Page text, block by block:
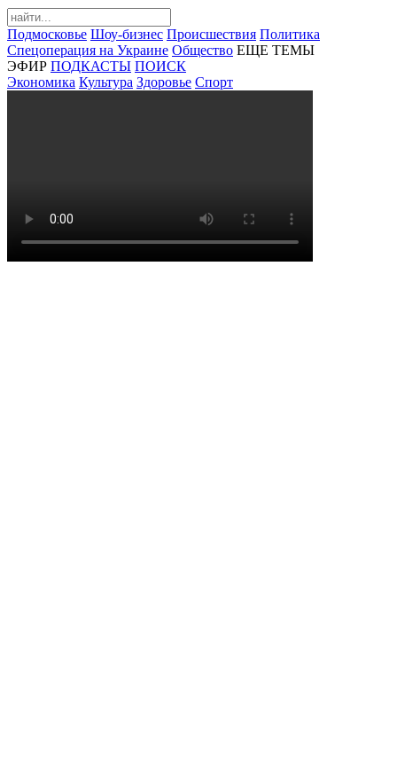
Подмосковье Шоу-бизнес Происшествия Политика
Спецоперация на Украине Общество ЕЩЕ ТЕМЫ
ЭФИР ПОДКАСТЫ ПОИСК
Экономика Культура Здоровье Спорт